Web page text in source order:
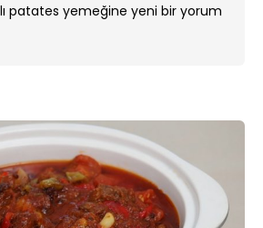
patates yemeğine yeni bir yorum